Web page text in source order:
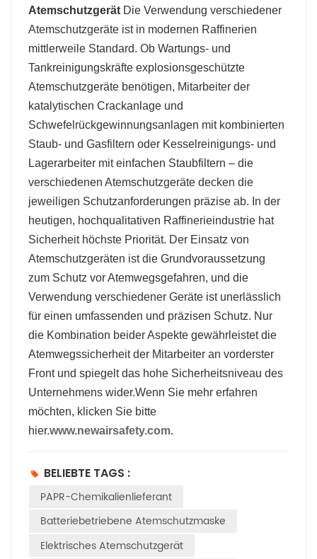
Atemschutzgerät Die Verwendung verschiedener
Atemschutzgeräte ist in modernen Raffinerien
mittlerweile Standard. Ob Wartungs- und
Tankreinigungskräfte explosionsgeschützte
Atemschutzgeräte benötigen, Mitarbeiter der
katalytischen Crackanlage und
Schwefelrückgewinnungsanlagen mit kombinierten
Staub- und Gasfiltern oder Kesselreinigungs- und
Lagerarbeiter mit einfachen Staubfiltern – die
verschiedenen Atemschutzgeräte decken die
jeweiligen Schutzanforderungen präzise ab. In der
heutigen, hochqualitativen Raffinerieindustrie hat
Sicherheit höchste Priorität. Der Einsatz von
Atemschutzgeräten ist die Grundvoraussetzung
zum Schutz vor Atemwegsgefahren, und die
Verwendung verschiedener Geräte ist unerlässlich
für einen umfassenden und präzisen Schutz. Nur
die Kombination beider Aspekte gewährleistet die
Atemwegssicherheit der Mitarbeiter an vorderster
Front und spiegelt das hohe Sicherheitsniveau des
Unternehmens wider.Wenn Sie mehr erfahren
möchten, klicken Sie bitte
hier.www.newairsafety.com.
BELIEBTE TAGS :
PAPR-Chemikalienlieferant
Batteriebetriebene Atemschutzmaske
Elektrisches Atemschutzgerät